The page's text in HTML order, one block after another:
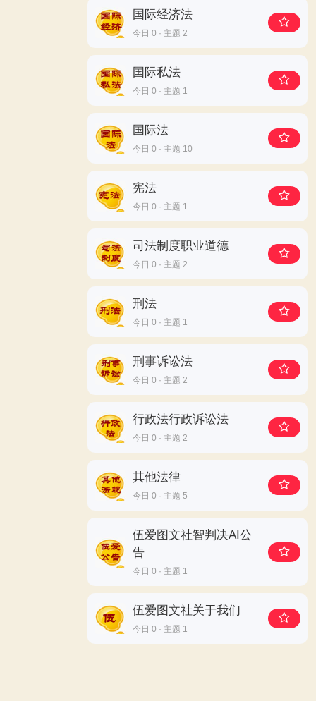
国际经济法
今日 0 · 主题 2
国际私法
今日 0 · 主题 1
国际法
今日 0 · 主题 10
宪法
今日 0 · 主题 1
司法制度职业道德
今日 0 · 主题 2
刑法
今日 0 · 主题 1
刑事诉讼法
今日 0 · 主题 2
行政法行政诉讼法
今日 0 · 主题 2
其他法律
今日 0 · 主题 5
伍爱图文社智判决AI公
告
今日 0 · 主题 1
伍爱图文社关于我们
今日 0 · 主题 1